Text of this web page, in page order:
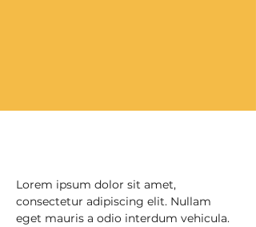
Lorem ipsum dolor sit amet,
consectetur adipiscing elit. Nullam
eget mauris a odio interdum vehicula.